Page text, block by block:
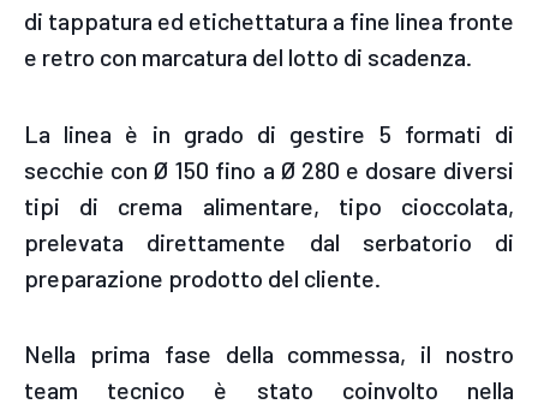
di tappatura ed etichettatura a fine linea fronte
e retro con marcatura del lotto di scadenza.
La linea è in grado di gestire 5 formati di
secchie con Ø 150 fino a Ø 280 e dosare diversi
tipi di crema alimentare, tipo cioccolata,
prelevata direttamente dal serbatorio di
preparazione prodotto del cliente.
Nella prima fase della commessa, il nostro
team tecnico è stato coinvolto nella